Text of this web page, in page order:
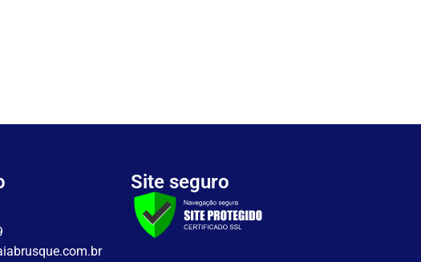
Site seguro